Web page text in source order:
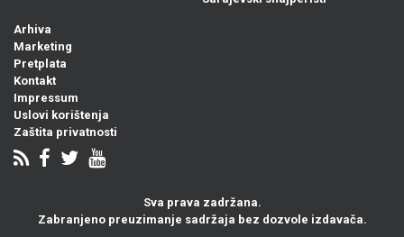
Arhiva
Marketing
Pretplata
Kontakt
Impressum
Uslovi korištenja
Zaštita privatnosti
Sva prava zadržana.
Zabranjeno preuzimanje sadržaja bez dozvole izdavača.